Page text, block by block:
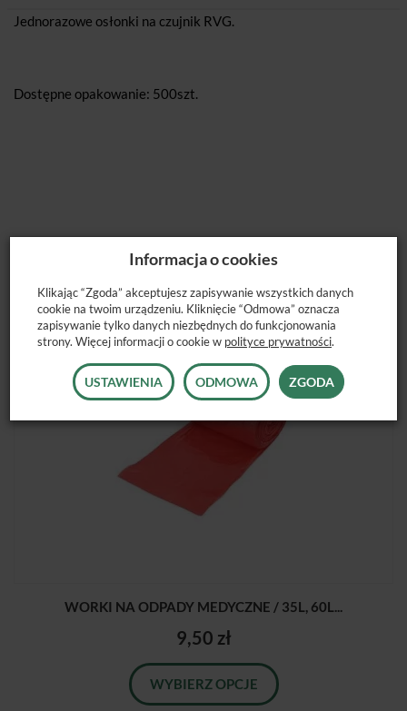
Jednorazowe osłonki na czujnik RVG.
Dostępne opakowanie: 500szt.
POLECANE PRODUKTY
WORKI NA ODPADY MEDYCZNE / 35L, 60L...
9,50 zł
WYBIERZ OPCJE
Informacja o cookies
Klikając “Zgoda” akceptujesz zapisywanie wszystkich danych
cookie na twoim urządzeniu. Kliknięcie “Odmowa” oznacza
zapisywanie tylko danych niezbędnych do funkcjonowania
strony. Więcej informacji o cookie w polityce prywatności.
USTAWIENIA ODMOWA ZGODA